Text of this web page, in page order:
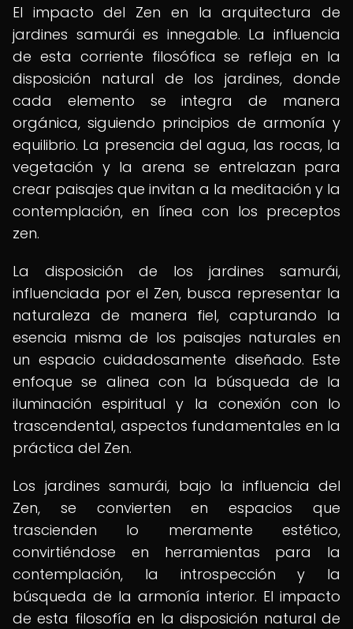
El impacto del Zen en la arquitectura de
jardines samurái es innegable. La influencia
de esta corriente filosófica se refleja en la
disposición natural de los jardines, donde
cada elemento se integra de manera
orgánica, siguiendo principios de armonía y
equilibrio. La presencia del agua, las rocas, la
vegetación y la arena se entrelazan para
crear paisajes que invitan a la meditación y la
contemplación, en línea con los preceptos
zen.
La disposición de los jardines samurái,
influenciada por el Zen, busca representar la
naturaleza de manera fiel, capturando la
esencia misma de los paisajes naturales en
un espacio cuidadosamente diseñado. Este
enfoque se alinea con la búsqueda de la
iluminación espiritual y la conexión con lo
trascendental, aspectos fundamentales en la
práctica del Zen.
Los jardines samurái, bajo la influencia del
Zen, se convierten en espacios que
trascienden lo meramente estético,
convirtiéndose en herramientas para la
contemplación, la introspección y la
búsqueda de la armonía interior. El impacto
de esta filosofía en la disposición natural de